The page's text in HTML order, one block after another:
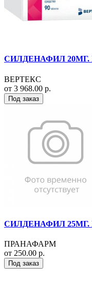
СИЛДЕНАФИЛ 20МГ.
ВЕРТЕКС
от 3 968.00 р.
Под заказ
СИЛДЕНАФИЛ 25МГ.
ПРАНАФАРМ
от 250.00 р.
Под заказ